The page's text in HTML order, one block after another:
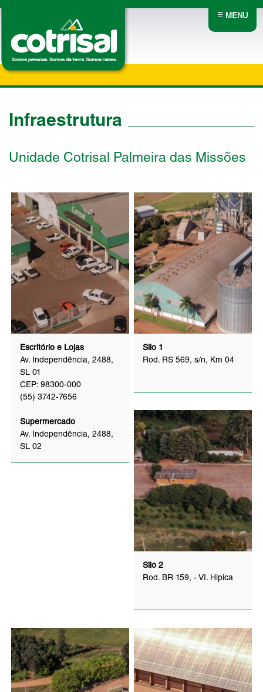
≡MENU
Infraestrutura
Unidade Cotrisal Palmeira das Missões
Escritório e Lojas
Av. Independência, 2488,
SL 01
CEP: 98300-000
(55) 3742-7656
Supermercado
Av. Independência, 2488,
SL 02
Silo 1
Rod. RS 569, s/n, Km 04
Silo 2
Rod. BR 159, - VI. Hipica